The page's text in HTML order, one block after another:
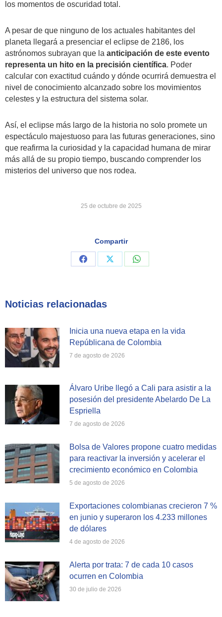
los momentos de oscuridad total.
A pesar de que ninguno de los actuales habitantes del
planeta llegará a presenciar el eclipse de 2186, los
astrónomos subrayan que la anticipación de este evento
representa un hito en la precisión científica. Poder
calcular con exactitud cuándo y dónde ocurrirá demuestra el
nivel de conocimiento alcanzado sobre los movimientos
celestes y la estructura del sistema solar.
Así, el eclipse más largo de la historia no solo promete un
espectáculo majestuoso para las futuras generaciones, sino
que reafirma la curiosidad y la capacidad humana de mirar
más allá de su propio tiempo, buscando comprender los
misterios del universo que nos rodea.
25 de octubre de 2025
Compartir
Share
Share
Share
Noticias relacionadas
Inicia una nueva etapa en la vida
Repúblicana de Colombia
7 de agosto de 2026
Álvaro Uribe llegó a Cali para asistir a la
posesión del presidente Abelardo De La
Espriella
7 de agosto de 2026
Bolsa de Valores propone cuatro medidas
para reactivar la inversión y acelerar el
crecimiento económico en Colombia
5 de agosto de 2026
Exportaciones colombianas crecieron 7 %
en junio y superaron los 4.233 millones
de dólares
4 de agosto de 2026
Alerta por trata: 7 de cada 10 casos
ocurren en Colombia
30 de julio de 2026